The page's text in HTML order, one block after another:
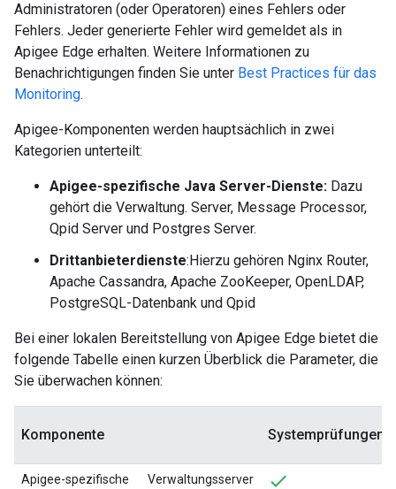
Administratoren (oder Operatoren) eines Fehlers oder
Fehlers. Jeder generierte Fehler wird gemeldet als in
Apigee Edge erhalten. Weitere Informationen zu
Benachrichtigungen finden Sie unter Best Practices für das
Monitoring.
Apigee-Komponenten werden hauptsächlich in zwei
Kategorien unterteilt:
Apigee-spezifische Java Server-Dienste: Dazu
gehört die Verwaltung. Server, Message Processor,
Qpid Server und Postgres Server.
Drittanbieterdienste:Hierzu gehören Nginx Router,
Apache Cassandra, Apache ZooKeeper, OpenLDAP,
PostgreSQL-Datenbank und Qpid
Bei einer lokalen Bereitstellung von Apigee Edge bietet die
folgende Tabelle einen kurzen Überblick die Parameter, die
Sie überwachen können:
Komponente Systemprüfungen
Apigee-spezifische
Verwaltungsserver